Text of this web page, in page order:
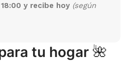
y recibe hoy (según
tu hogar 🌺